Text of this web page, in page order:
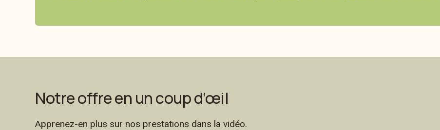
Notre offre en un coup d’œil
Apprenez-en plus sur nos prestations dans la vidéo.